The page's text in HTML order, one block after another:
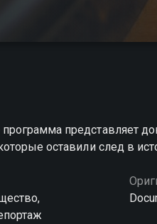
представляет
оставили след в